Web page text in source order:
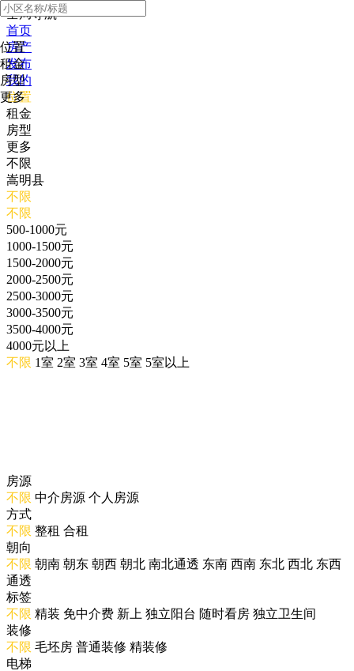
全局导航
首页
房产
发布
我的
位置
租金
房型
更多
位置
租金
房型
更多
不限
嵩明县
不限
不限
500-1000元
1000-1500元
1500-2000元
2000-2500元
2500-3000元
3000-3500元
3500-4000元
4000元以上
不限 1室 2室 3室 4室 5室 5室以上
房源
不限 中介房源 个人房源
方式
不限 整租 合租
朝向
不限 朝南 朝东 朝西 朝北 南北通透 东南 西南 东北 西北 东西
通透
标签
不限 精装 免中介费 新上 独立阳台 随时看房 独立卫生间
装修
不限 毛坯房 普通装修 精装修
电梯